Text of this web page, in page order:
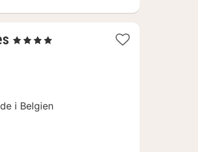
1
, 4 Stjärnor
i Belgien